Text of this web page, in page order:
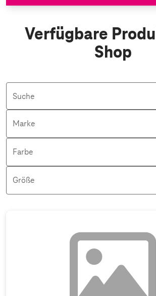
Verfügbare
Shop
Suche
Marke
Farbe
Größe